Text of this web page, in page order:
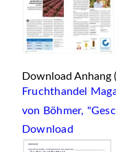
Download Anhang
Fruchthandel
von Böhmer,
Download